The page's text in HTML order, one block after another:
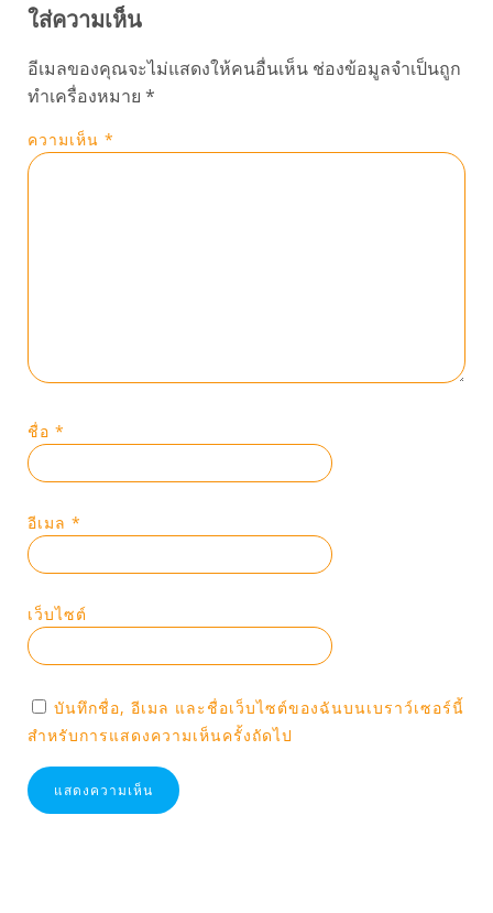
ใส่ความเห็น
อีเมลของคุณจะไม่แสดงให้คนอื่นเห็น ช่องข้อมูลจำเป็นถูก
ทำเครื่องหมาย *
ความเห็น *
ชื่อ *
อีเมล *
เว็บไซต์
บันทึกชื่อ, อีเมล และชื่อเว็บไซต์ของฉันบนเบราว์เซอร์นี้
สำหรับการแสดงความเห็นครั้งถัดไป